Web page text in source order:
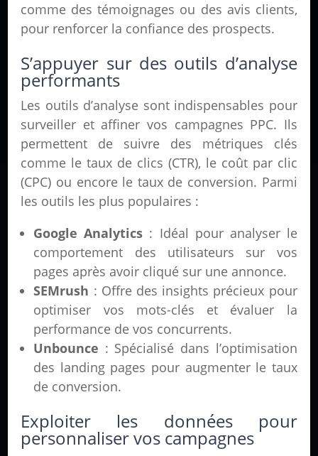
comme des témoignages ou des avis clients,
pour renforcer la confiance des prospects.
S’appuyer sur des outils d’analyse
performants
Les outils d’analyse sont indispensables pour
surveiller et affiner vos campagnes PPC. Ils
permettent de suivre des métriques clés
comme le taux de clics (CTR), le coût par clic
(CPC) ou encore le taux de conversion. Parmi
les outils les plus populaires :
Google Analytics : Idéal pour analyser le
comportement des utilisateurs sur vos
pages après avoir cliqué sur une annonce.
SEMrush : Offre des insights précieux pour
optimiser vos mots-clés et évaluer la
performance de vos concurrents.
Unbounce : Spécialisé dans l’optimisation
des landing pages pour augmenter le taux
de conversion.
Exploiter les données pour
personnaliser vos campagnes